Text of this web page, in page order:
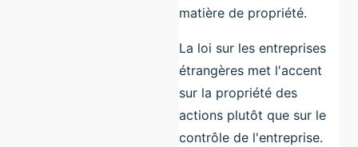
matière de propriété.
La loi sur les entreprises
étrangères met l'accent
sur la propriété des
actions plutôt que sur le
contrôle de l'entreprise.